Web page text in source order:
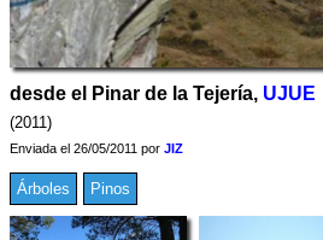
desde el Pinar de la Tejería, UJUE
(2011)
Enviada el 26/05/2011 por JIZ
Árboles Pinos